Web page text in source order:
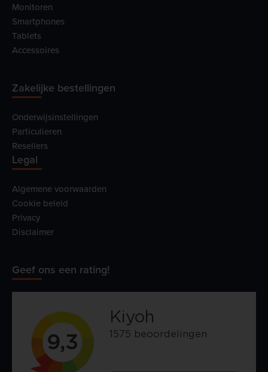
Monitoren
Smartphones
Tablets
Accessoires
Zakelijke bestellingen
Onderwijsinstellingen
Particulieren
Resellers
Legal
Algemene voorwaarden
Cookie beleid
Privacy
Disclaimer
Geef ons een rating!